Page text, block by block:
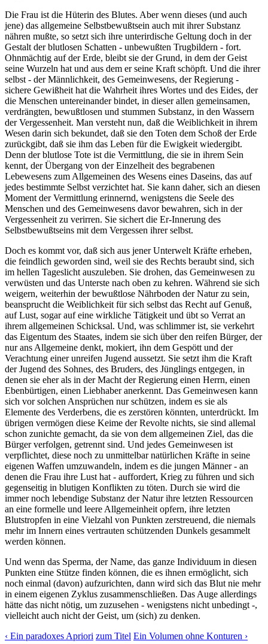
Die Frau ist die Hüterin des Blutes. Aber wenn dieses (und auch
jene) das allgemeine Selbstbewußtsein auch mit ihrer Substanz
nähren mußte, so setzt sich ihre unterirdische Geltung doch in der
Gestalt der blutlosen Schatten - unbewußten Trugbildern - fort.
Ohnmächtig auf der Erde, bleibt sie der Grund, in dem der Geist
seine Wurzeln hat und aus dem er seine Kraft schöpft. Und die ihrer
selbst - der Männlichkeit, des Gemeinwesens, der Regierung -
sichere Gewißheit hat die Wahrheit ihres Wortes und des Eides, der
die Menschen untereinander bindet, in dieser allen gemeinsamen,
verdrängten, bewußtlosen und stummen Substanz, in den Wassern
der Vergessenheit. Man versteht nun, daß die Weiblichkeit in ihrem
Wesen darin sich bekundet, daß sie den Toten dem Schoß der Erde
zurückgibt, daß sie ihm das Leben für die Ewigkeit wiedergibt.
Denn der blutlose Tote ist die Vermittlung, die sie in ihrem Sein
kennt, der Übergang von der Einzelheit des begrabenen
Lebewesens zum Allgemeinen des Wesens eines Daseins, das auf
jedes bestimmte Selbst verzichtet hat. Sie kann daher, sich an diesen
Moment der Vermittlung erinnernd, wenigstens die Seele des
Menschen und des Gemeinwesens davor bewahren, sich in der
Vergessenheit zu verirren. Sie sichert die Er-Innerung des
Selbstbewußtseins mit dem Vergessen ihrer selbst.
Doch es kommt vor, daß sich aus jener Unterwelt Kräfte erheben,
die feindlich geworden sind, weil sie des Rechts beraubt sind, sich
im hellen Tageslicht auszuleben. Sie drohen, das Gemeinwesen zu
verwüsten und das Unterste nach oben zu kehren. Während sie sich
weigern, weiterhin der bewußtlose Nährboden der Natur zu sein,
beansprucht die Weiblichkeit für sich selbst das Recht auf Genuß,
auf Lust, sogar auf eine wirkliche Tätigkeit und übt so Verrat an
ihrem allgemeinen Schicksal. Und, was schlimmer ist, sie verkehrt
das Eigentum des Staates, indem sie sich über den reifen Bürger, der
nur ans Allgemeine denkt, mokiert, ihn dem Gespött und der
Verachtung einer unreifen Jugend aussetzt. Sie setzt ihm die Kraft
der Jugend des Sohnes, des Bruders, des Jünglings entgegen, in
denen sie eher als in der Macht der Regierung einen Herrn, einen
Ebenbürtigen, einen Liebhaber anerkennt. Das Gemeinwesen kann
sich vor solchen Ansprüchen nur schützen, indem es sie als
Elemente des Verderbens, die es zerstören könnten, unterdrückt. Im
übrigen vermögen diese Keime der Revolte nichts, sie sind allemal
schon zunichte gemacht, da sie von dem allgemeinen Ziel, das die
Bürger verfolgen, getrennt sind. Und jedes Gemeinwesen ist
verpflichtet, diese noch zu unmittelbar natürlichen Kräfte in seine
eigenen Waffen umzuwandeln, indem es die jungen Männer - an
denen die Frau ihre Lust hat - auffordert, Krieg zu führen und sich
gegenseitig in blutigen Konflikten zu töten. Durch sie wird die
immer noch lebendige Substanz der Natur ihre letzten Ressourcen
an eine formelle und leere Allgemeinheit opfern, ihre letzten
Blutstropfen in eine Vielzahl von Punkten zerstreuend, die niemals
mehr im Innern eines vertrauten schützenden Dunkels gesammelt
werden können.
Und wenn das Sperma, der Name, das ganze Individuum in diesen
Punkten eine Stütze finden können, die es ihnen ermöglicht, sich
noch einmal (davon) aufzurichten, dann wird sich das Blut nie mehr
in einem eigenen Zyklus zusammenschließen. Das Auge allerdings
hätte das nicht nötig, um zuzusehen - wenigstens nicht unbedingt -,
vielleicht auch nicht der Geist, um (sich) zu denken.
‹ Ein paradoxes Apriori zum Titel Ein Volumen ohne Konturen ›